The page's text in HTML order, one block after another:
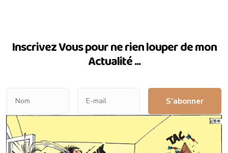
Inscrivez Vous pour ne rien louper de mon
Actualité ...
S’abonner